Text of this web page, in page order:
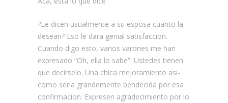
?Le dicen usualmente a su esposa cuanto la
desean? Eso le dara genial satisfaccion.
Cuando digo esto, varios varones me han
expresado “Oh, ella lo sabe”. Ustedes tienen
que decirselo. Una chica mejoramiento asi­
como seri­a grandemente bendecida por esa
confirmacion. Expresen agradecimiento por lo